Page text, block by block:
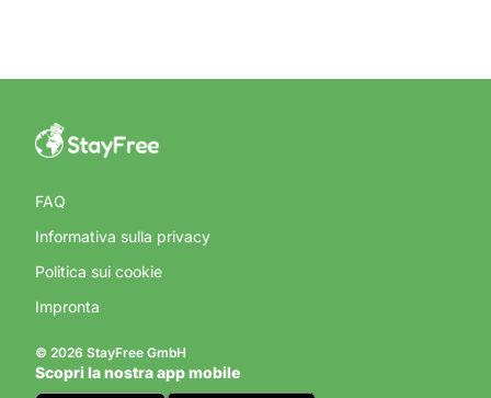
FAQ
Informativa sulla privacy
Politica sui cookie
Impronta
© 2026 StayFree GmbH
Scopri la nostra app mobile